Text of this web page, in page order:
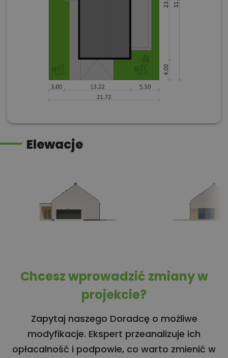
Elewacje
Chcesz wprowadzić zmiany w
projekcie?
Zapytaj naszego Doradcę o możliwe
modyfikacje. Ekspert przeanalizuje ich
opłacalność i podpowie, co warto zmienić w